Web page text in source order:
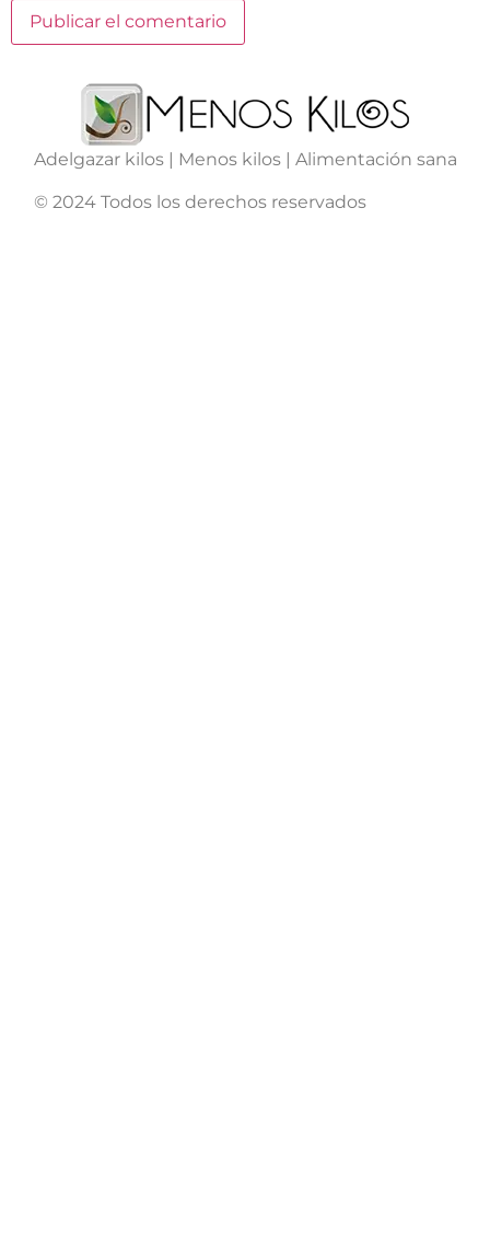
Adelgazar kilos | Menos kilos | Alimentación sana
© 2024 Todos los derechos reservados